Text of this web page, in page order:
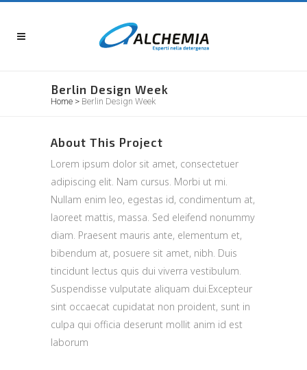
Berlin Design Week
Home > Berlin Design Week
About This Project
Lorem ipsum dolor sit amet, consectetuer
adipiscing elit. Nam cursus. Morbi ut mi.
Nullam enim leo, egestas id, condimentum at,
laoreet mattis, massa. Sed eleifend nonummy
diam. Praesent mauris ante, elementum et,
bibendum at, posuere sit amet, nibh. Duis
tincidunt lectus quis dui viverra vestibulum.
Suspendisse vulputate aliquam dui.Excepteur
sint occaecat cupidatat non proident, sunt in
culpa qui officia deserunt mollit anim id est
laborum